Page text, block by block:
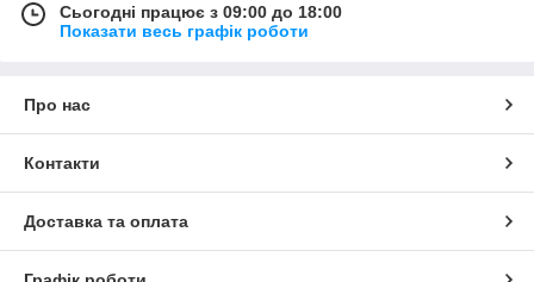
Сьогодні працює з 09:00 до 18:00
Показати весь графік роботи
Про нас
Контакти
Доставка та оплата